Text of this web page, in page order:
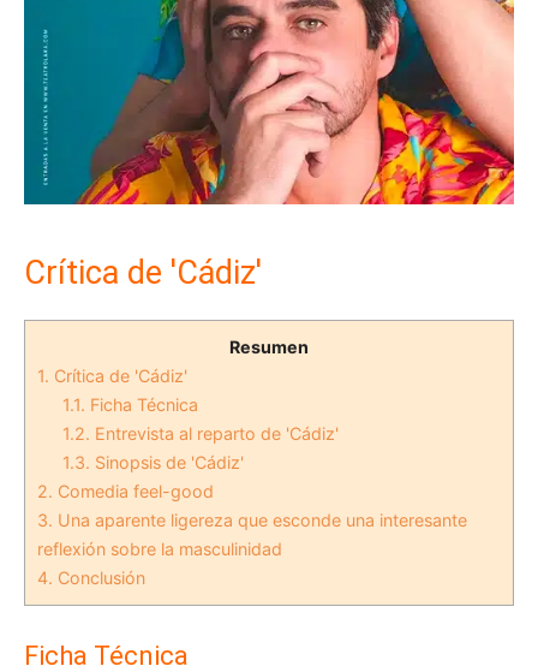
Crítica de 'Cádiz'
Resumen
1. Crítica de 'Cádiz'
1.1. Ficha Técnica
1.2. Entrevista al reparto de 'Cádiz'
1.3. Sinopsis de 'Cádiz'
2. Comedia feel-good
3. Una aparente ligereza que esconde una interesante
reflexión sobre la masculinidad
4. Conclusión
Ficha Técnica